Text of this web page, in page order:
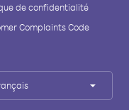
de confidentialité
Complaints Code